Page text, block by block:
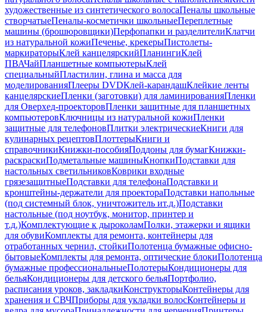
художественные из синтетического волосаПеналы школьные
створчатыеПеналы-косметички школьныеПереплетные
машины (брошюровщики)Перфопапки и разделителиКлатчи
из натуральной кожиПеченье, крекерыПистолеты-
маркираторыКлей канцелярскийПланингиКлей
ПВАЧайПланшетные компьютерыКлей
специальныйПластилин, глина и масса для
моделированияПлееры DVDКлей-карандашКлейкие ленты
канцелярскиеПленки (заготовки) для ламинированияПленки
для Оверхед-проекторовПленки защитные для планшетных
компьютеровКлючницы из натуральной кожиПленки
защитные для телефоновПлитки электрическиеКниги для
кулинарных рецептовПлоттерыКниги и
справочникиКнижки-пособияПоддоны для бумагКнижки-
раскраскиПодметальные машиныКнопкиПодставки для
настольных светильниковКоврики входные
грязезащитныеПодставки для телефонаПодставки и
кронштейны-держатели для проектораПодставки напольные
(под системный блок, уничтожитель ит.д.)Подставки
настольные (под ноутбук, монитор, принтер и
т.д.)Комплектующие к дыроколамПолки, этажерки и ящики
для обувиКомплекты для ремонта, контейнеры для
отработанных чернил, стойкиПолотенца бумажные офисно-
бытовыеКомплекты для ремонта, оптические блокиПолотенца
бумажные профессиональныеПолотерыКондиционеры для
бельяКондиционеры для детского бельяПортфолио,
расписания уроков, закладкиКонструкторыКонтейнеры для
хранения и СВЧПриборы для укладки волосКонтейнеры и